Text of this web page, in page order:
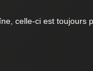
celle-ci est toujours